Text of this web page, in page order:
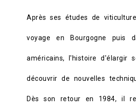
Après ses études de
voyage en Bourgogne puis
américains, l'histoire d'élargir
découvrir de nouvelles
Dès son retour en 1984, il